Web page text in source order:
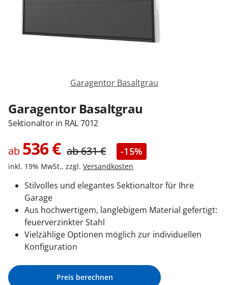
Kontakt / Hilfe
Garagentor Basaltgrau
Garagentor Basaltgrau
Sektionaltor in RAL 7012
ab 536€ ab631€ -15%
inkl. 19% MwSt., zzgl. Versandkosten
Stilvolles und elegantes Sektionaltor für Ihre
Garage
Aus hochwertigem, langlebigem Material gefertigt:
feuerverzinkter Stahl
Vielzählige Optionen möglich zur individuellen
Konfiguration
Preis berechnen